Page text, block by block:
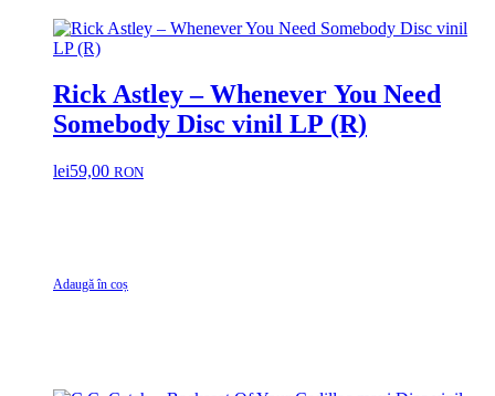
Rick Astley – Whenever You Need
Somebody Disc vinil LP (R)
lei59,00 RON
Adaugă în coș